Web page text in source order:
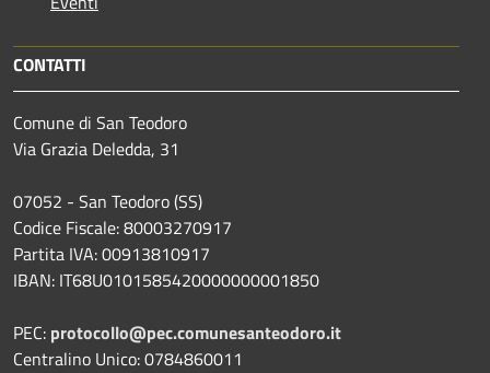
CONTATTI
Comune di San Teodoro
Via Grazia Deledda, 31
07052 - San Teodoro (SS)
Codice Fiscale: 80003270917
Partita IVA: 00913810917
IBAN: IT68U0101585420000000001850
PEC: protocollo@pec.comunesanteodoro.it
Centralino Unico: 0784860011